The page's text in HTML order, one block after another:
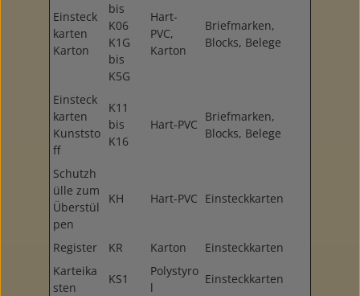
Einsteck
karten
Karton
bis
K06
K1G
bis
K5G
Hart-
PVC,
Karton
Briefmarken,
Blocks, Belege
Einsteck
karten
Kunststo
ff
K11
bis
K16
Hart-PVC
Briefmarken,
Blocks, Belege
Schutzh
ülle zum
Überstül
pen
KH Hart-PVC Einsteckkarten
Register KR Karton
Einsteckkarten
Karteika
sten
KS1
Polystyro
l
Einsteckkarten